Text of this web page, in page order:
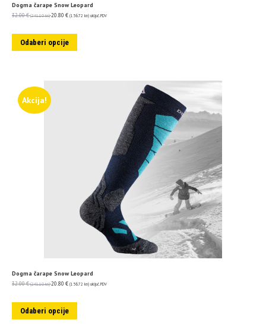
Dogma čarape Snow Leopard
32.00€ (241.10 kn) 20.80 € (156.72 kn) uključ. PDV
Odaberi opcije
Akcija!
Dogma čarape Snow Leopard
32.00€ (241.10 kn) 20.80 € (156.72 kn) uključ. PDV
Odaberi opcije